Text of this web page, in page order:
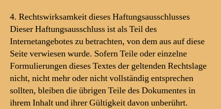
4. Rechtswirksamkeit dieses Haftungsausschlusses
Dieser Haftungsausschluss ist als Teil des
Internetangebotes zu betrachten, von dem aus auf diese
Seite verwiesen wurde. Sofern Teile oder einzelne
Formulierungen dieses Textes der geltenden Rechtslage
nicht, nicht mehr oder nicht vollständig entsprechen
sollten, bleiben die übrigen Teile des Dokumentes in
ihrem Inhalt und ihrer Gültigkeit davon unberührt.